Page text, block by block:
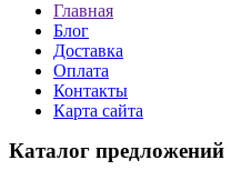
Главная
Блог
Доставка
Оплата
Контакты
Карта сайта
Каталог предложений